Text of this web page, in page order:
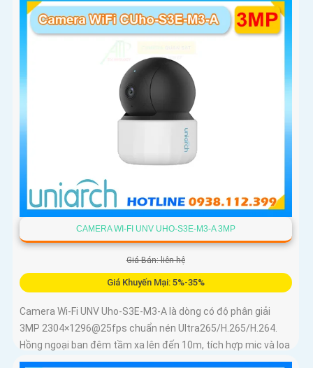
CAMERA WI-FI UNV UHO-S3E-M3-A 3MP
Giá Bán: liên hệ
Giá Khuyến Mại: 5%-35%
Camera Wi-Fi UNV Uho-S3E-M3-A là dòng có độ phân giải
3MP 2304×1296@25fps chuẩn nén Ultra265/H.265/H.264.
Hồng ngoại ban đêm tầm xa lên đến 10m, tích hợp mic và loa
trong phạm vi 3m